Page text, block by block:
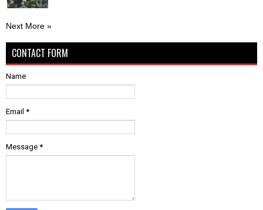
Next More »
CONTACT FORM
Name
Email *
Message *